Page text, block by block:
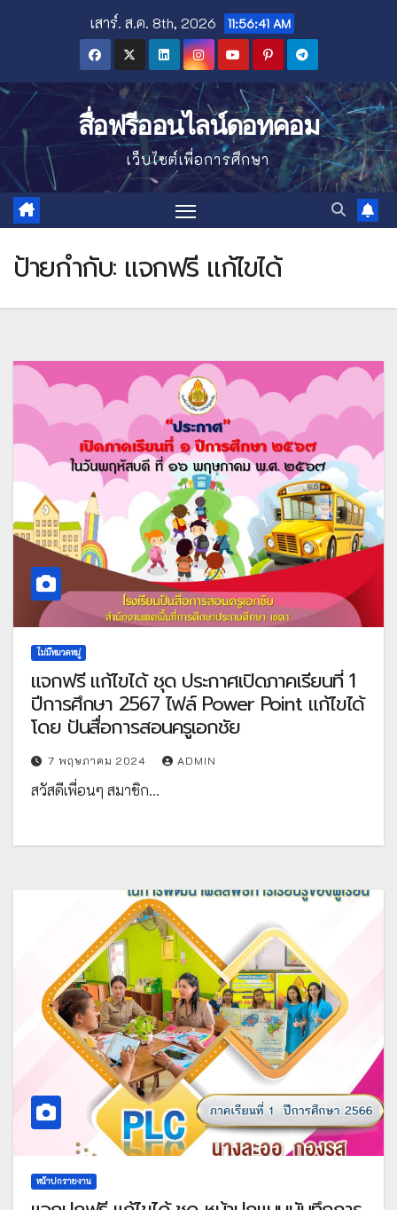
เสาร์. ส.ค. 8th, 2026 11:56:42 AM
สื่อฟรีออนไลน์ดอทคอม
เว็บไซต์เพื่อการศึกษา
ป้ายกำกับ: แจกฟรี แก้ไขได้
ไม่มีหมวดหมู่
แจกฟรี แก้ไขได้ ชุด ประกาศเปิดภาคเรียนที่ 1
ปีการศึกษา 2567 ไฟล์ Power Point แก้ไขได้
โดย ปันสื่อการสอนครูเอกชัย
7 พฤษภาคม 2024 ADMIN
สวัสดีเพื่อนๆ สมาชิก…
หน้าปกรายงาน